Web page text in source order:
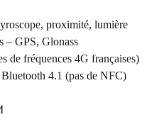
proximité, lumière
– GPS, Glonass
de fréquences 4G françaises)
4.1 (pas de NFC)